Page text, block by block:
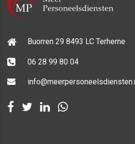
Buorren 29 8493 LC Terherne
06 28 99 80 04